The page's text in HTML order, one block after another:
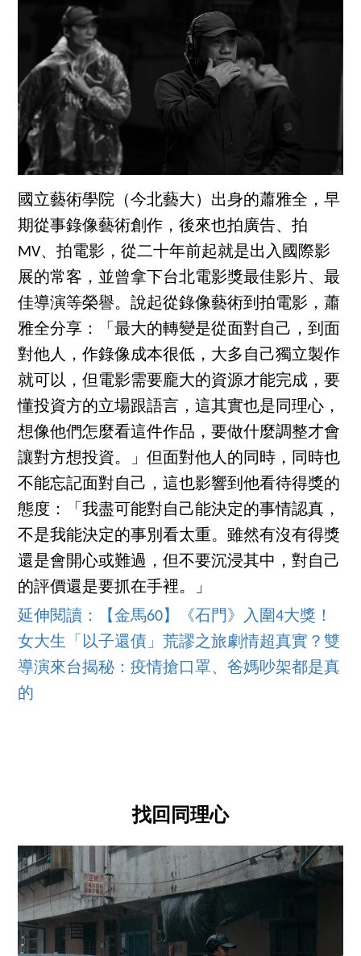
國立藝術學院（今北藝大）出身的蕭雅全，早
期從事錄像藝術創作，後來也拍廣告、拍
MV、拍電影，從二十年前起就是出入國際影
展的常客，並曾拿下台北電影獎最佳影片、最
佳導演等榮譽。說起從錄像藝術到拍電影，蕭
雅全分享：「最大的轉變是從面對自己，到面
對他人，作錄像成本很低，大多自己獨立製作
就可以，但電影需要龐大的資源才能完成，要
懂投資方的立場跟語言，這其實也是同理心，
想像他們怎麼看這件作品，要做什麼調整才會
讓對方想投資。」但面對他人的同時，同時也
不能忘記面對自己，這也影響到他看待得獎的
態度：「我盡可能對自己能決定的事情認真，
不是我能決定的事別看太重。雖然有沒有得獎
還是會開心或難過，但不要沉浸其中，對自己
的評價還是要抓在手裡。」
延伸閱讀：【金馬60】《石門》入圍4大獎！
女大生「以子還債」荒謬之旅劇情超真實？雙
導演來台揭秘：疫情搶口罩、爸媽吵架都是真
的
找回同理心